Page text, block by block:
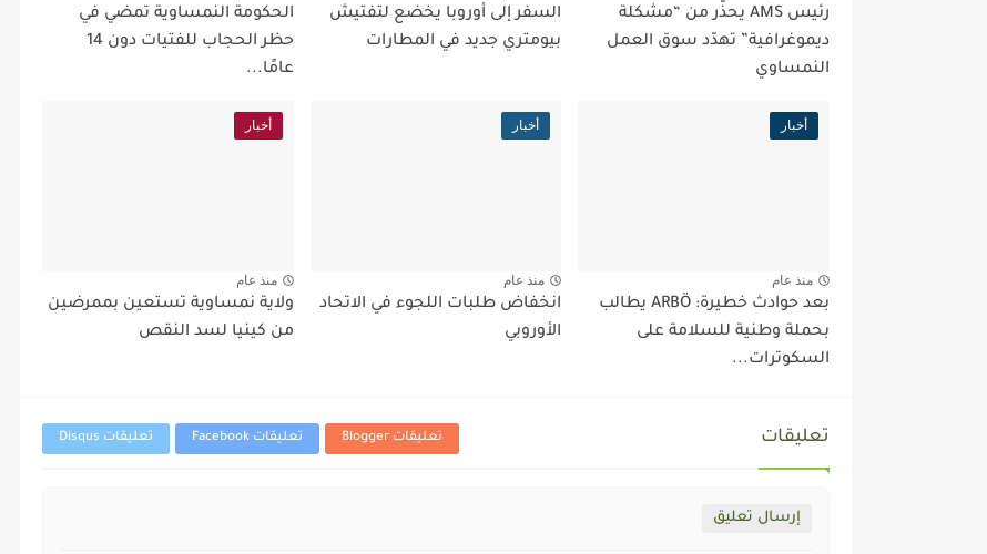
رئيس AMS يحذّر من “مشكلة
ديموغرافية” تهدّد سوق العمل
النمساوي
السفر إلى أوروبا يخضع لتفتيش
بيومتري جديد في المطارات
الحكومة النمساوية تمضي في
حظر الحجاب للفتيات دون 14
عامًا...
أخبار
منذ عام
بعد حوادث خطيرة: ARBÖ يطالب
بحملة وطنية للسلامة على
السكوترات...
أخبار
منذ عام
انخفاض طلبات اللجوء في الاتحاد
الأوروبي
أخبار
منذ عام
ولاية نمساوية تستعين بممرضين
من كينيا لسد النقص
تعليقات تعليقات Blogger تعليقات Facebook تعليقات Disqus
إرسال تعليق